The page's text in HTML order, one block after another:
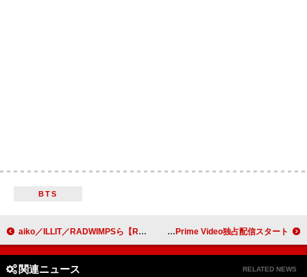
BTS
aiko／ILLIT／RADWIMPSら【ROCK IN JAPAN FESTIVAL 2025】出演アーティスト第1弾発表 BE:FIRST、ドームツアー映像のPrime Video独占配信スタート
関連ニュース RELATED NEWS